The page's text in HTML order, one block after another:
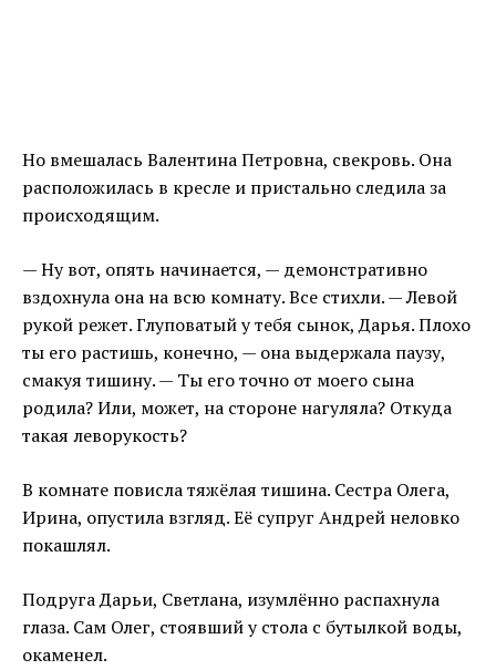
Но вмешалась Валентина Петровна, свекровь. Она
расположилась в кресле и пристально следила за
происходящим.
— Ну вот, опять начинается, — демонстративно
вздохнула она на всю комнату. Все стихли. — Левой
рукой режет. Глуповатый у тебя сынок, Дарья. Плохо
ты его растишь, конечно, — она выдержала паузу,
смакуя тишину. — Ты его точно от моего сына
родила? Или, может, на стороне нагуляла? Откуда
такая леворукость?
В комнате повисла тяжёлая тишина. Сестра Олега,
Ирина, опустила взгляд. Её супруг Андрей неловко
покашлял.
Подруга Дарьи, Светлана, изумлённо распахнула
глаза. Сам Олег, стоявший у стола с бутылкой воды,
окаменел.